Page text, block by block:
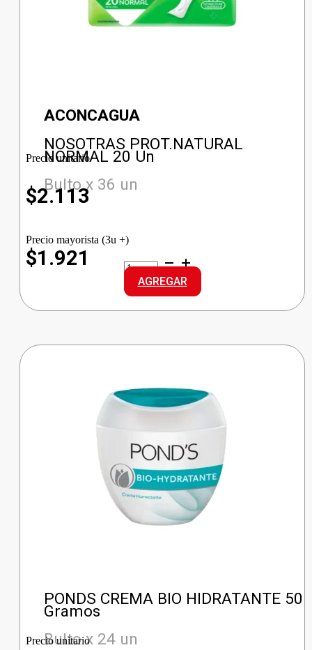
ACONCAGUA
NOSOTRAS PROT.NATURAL
NORMAL 20 Un
Bulto x 36 un
Precio unitario
$2.113
Precio mayorista (3u +)
$1.921
NOSOTRAS
PROT.NATURAL
NORMAL
cantidad
AGREGAR
PONDS CREMA BIO HIDRATANTE 50
Gramos
Bulto x 24 un
Precio unitario